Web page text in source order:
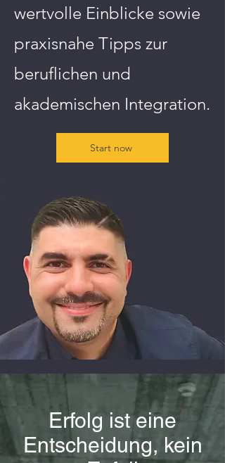
wertvolle Einblicke sowie
praxisnahe Tipps zur
beruflichen und
akademischen Integration.
Start now
Erfolg ist eine
Entscheidung, kein